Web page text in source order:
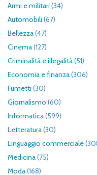
Armi e militari (34)
Automobili (67)
Bellezza(47)
Cinema(127)
Criminalità e illegalità(51)
Economia e finanza(306)
Fumetti (30)
Giornalismo (60)
Informatica(599)
Letteratura(30)
Linguaggio commerciale
Medicina(75)
Moda(168)